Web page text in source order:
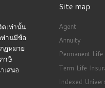
ตเท่านั้น
านมีข้อ
ฏหมาย
าษี
เสนอ
Site map
Agent
Annuity
Permanent
Term Life
Indexed